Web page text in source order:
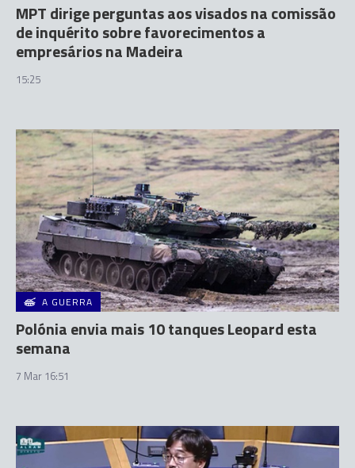
MPT dirige perguntas aos visados na comissão
de inquérito sobre favorecimentos a
empresários na Madeira
15:25
A GUERRA
Polónia envia mais 10 tanques Leopard esta
semana
7 Mar 16:51